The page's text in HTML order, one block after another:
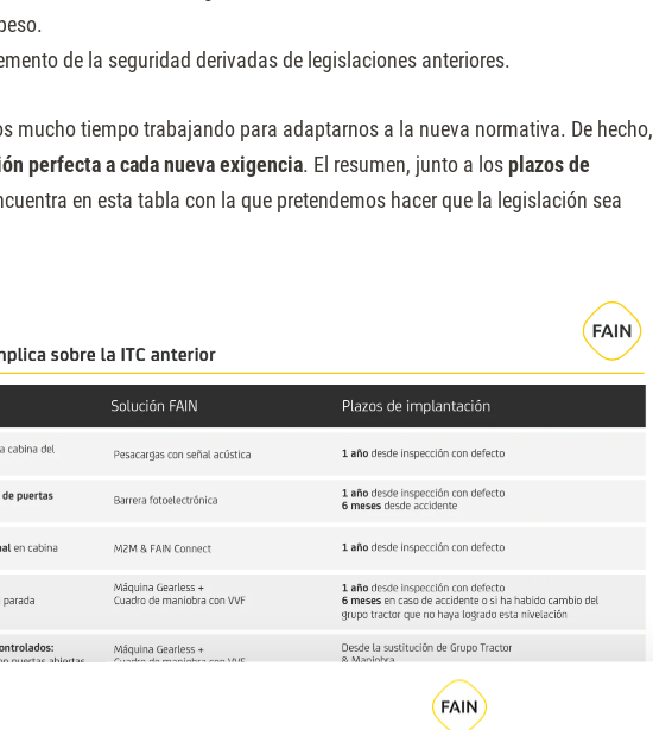
de la seguridad derivadas de legislaciones anteriores.
mucho tiempo trabajando para adaptarnos a la nueva normativa. De hecho,
perfecta a cada nueva exigencia. El resumen, junto a los plazos de
en esta tabla con la que pretendemos hacer que la legislación sea